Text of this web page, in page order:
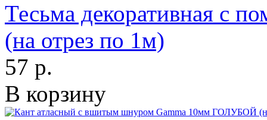
Тесьма декоративная с
(на отрез по 1м)
57 р.
В корзину